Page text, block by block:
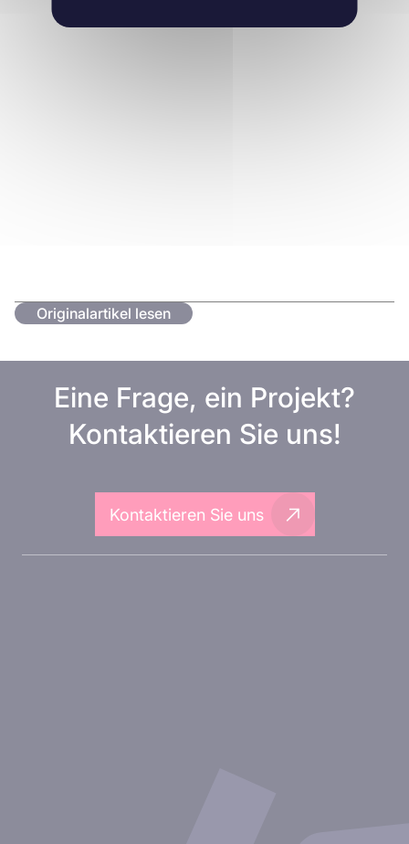
Originalartikel lesen
Eine Frage, ein Projekt?
Kontaktieren Sie uns!
Kontaktieren Sie uns